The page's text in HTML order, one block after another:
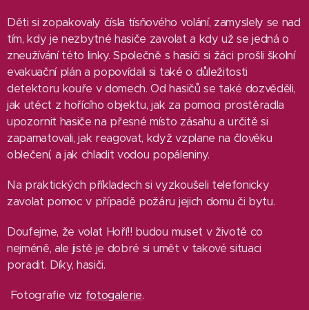
Děti si zopakovaly čísla tísňového volání, zamyslely se nad
tím, kdy je nezbytné hasiče zavolat a kdy už se jedná o
zneužívání této linky. Společně s hasiči si žáci prošli školní
evakuační plán a popovídali si také o důležitosti
detektoru kouře v domech. Od hasičů se také dozvěděli,
jak utéct z hořícího objektu, jak za pomoci prostěradla
upozornit hasiče na přesné místo zásahu a určitě si
zapamatovali, jak reagovat, když vzplane na člověku
oblečení, a jak chladit vodou popáleniny.
Na praktických příkladech si vyzkoušeli telefonicky
zavolat pomoc v případě požáru jejich domu či bytu.
Doufejme, že volat Hoří!! budou muset v životě co
nejméně, ale jistě je dobré si umět v takové situaci
poradit. Díky, hasiči.
Fotografie viz fotogalerie.